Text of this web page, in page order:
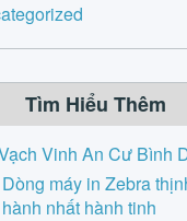
Tìm Hiểu Thêm
Vinh An Cư Bình
Dòng máy in Zebra
hành nhất hành tinh